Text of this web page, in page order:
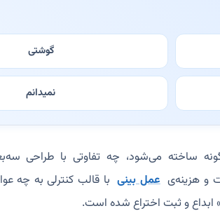
گوشتی
نمیدانم
ساخته می‌شود، چه تفاوتی با طراحی
و هزینه‌ی عمل بینی با قالب کنترلی به چه
و ثبت اختراع شده است.